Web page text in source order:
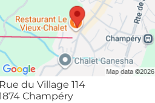
Rue du Village 114
Champéry